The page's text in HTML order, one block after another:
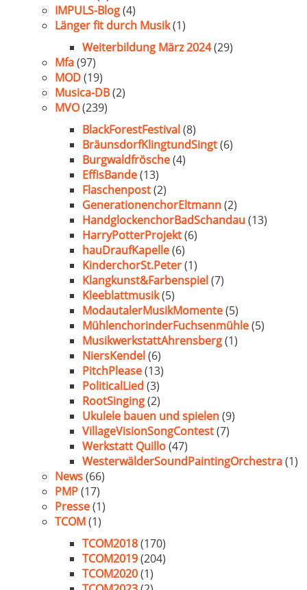
IMPULS-Blog(4)
Länger fit durch Musik(1)
Weiterbildung März 2024(29)
Mfa(97)
MOD(19)
Musica-DB(2)
MVO(239)
BlackForestFestival(8)
BräunsdorfKlingtundSingt(6)
Burgwaldfrösche(4)
EffisBande(13)
Flaschenpost(2)
GenerationenchorEltmann(2)
HandglockenchorBadSchandau(13)
HarryPotterProjekt(6)
hauDraufKapelle(6)
KinderchorSt.Peter(1)
Klangkunst&Farbenspiel(7)
Kleeblattmusik(5)
ModautalerMusikMomente(5)
MühlenchorinderFuchsenmühle(5)
MusikwerkstattAhrensberg(1)
NiersKendel(6)
PitchPlease(13)
PoliticalLied (3)
RootSinging(2)
Ukulele bauen und spielen(9)
VillageVisionSongContest(7)
Werkstatt Quillo(47)
WesterwälderSoundPaintingOrchestra(1)
News(66)
PMP(17)
Presse(1)
TCOM(1)
TCOM2018(170)
TCOM2019(204)
TCOM2020(1)